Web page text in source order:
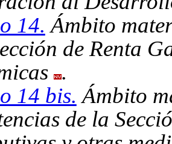
14. Ámbito
de Renta
.
14 bis. Ámbito
de la